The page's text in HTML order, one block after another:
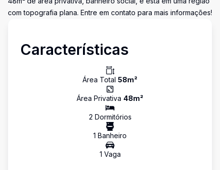
com topografia plana. Entre em contato para mais informações!
Características
Área Total 58m²
Área Privativa 48m²
2 Dormitórios
1 Banheiro
1 Vaga